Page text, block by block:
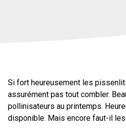
Si fort heureusement les
assurément pas tout combler.
pollinisateurs au printemps.
disponible. Mais encore faut-il